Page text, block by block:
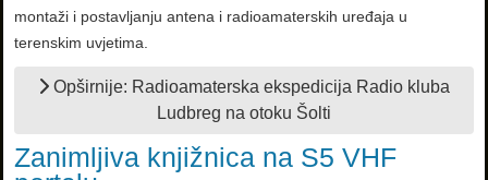
montaži i postavljanju antena i radioamaterskih uređaja u
terenskim uvjetima.
Opširnije: Radioamaterska ekspedicija Radio kluba
Ludbreg na otoku Šolti
Zanimljiva knjižnica na S5 VHF